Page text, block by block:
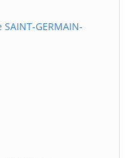
GERMAIN-